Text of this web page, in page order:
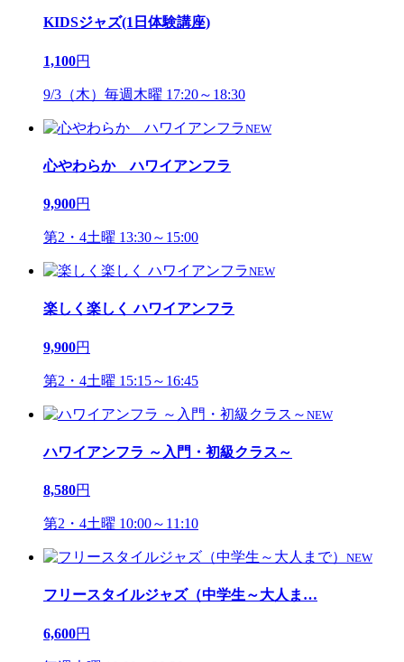
KIDSジャズ(1日体験講座)
1,100円
9/3（木）毎週木曜 17:20～18:30
NEW
心やわらか ハワイアンフラ
9,900円
第2・4土曜 13:30～15:00
NEW
楽しく楽しく ハワイアンフラ
9,900円
第2・4土曜 15:15～16:45
NEW
ハワイアンフラ ～入門・初級クラス～
8,580円
第2・4土曜 10:00～11:10
NEW
フリースタイルジャズ（中学生～大人ま…
6,600円